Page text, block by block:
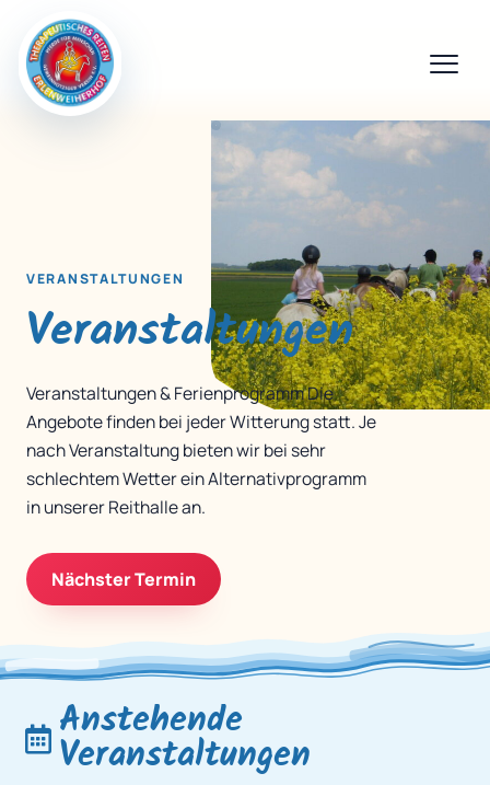
VERANSTALTUNGEN
Veranstaltungen
Veranstaltungen & Ferienprogramm Die
Angebote finden bei jeder Witterung statt. Je
nach Veranstaltung bieten wir bei sehr
schlechtem Wetter ein Alternativprogramm
in unserer Reithalle an.
Nächster Termin
Anstehende
Veranstaltungen